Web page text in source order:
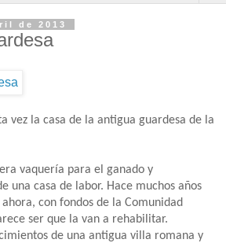
de 2013
vez la casa de la antigua guardesa de la
vaquería para el ganado y
una casa de labor. Hace muchos años
con fondos de la Comunidad
ser que la van a rehabilitar.
de una antigua villa romana y